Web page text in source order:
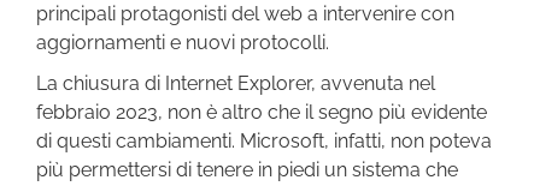
principali protagonisti del web a intervenire con
aggiornamenti e nuovi protocolli.
La chiusura di Internet Explorer, avvenuta nel
febbraio 2023, non è altro che il segno più evidente
di questi cambiamenti. Microsoft, infatti, non poteva
più permettersi di tenere in piedi un sistema che